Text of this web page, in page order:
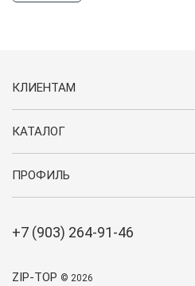
ZIP-TOP © 2026
КЛИЕНТАМ
КАТАЛОГ
ПРОФИЛЬ
+7 (903) 264-91-46